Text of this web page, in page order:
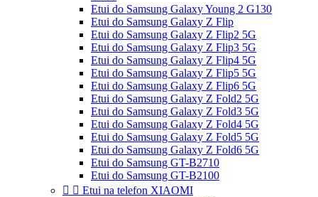
Etui do Samsung Galaxy Young 2 G130
Etui do Samsung Galaxy Z Flip
Etui do Samsung Galaxy Z Flip2 5G
Etui do Samsung Galaxy Z Flip3 5G
Etui do Samsung Galaxy Z Flip4 5G
Etui do Samsung Galaxy Z Flip5 5G
Etui do Samsung Galaxy Z Flip6 5G
Etui do Samsung Galaxy Z Fold2 5G
Etui do Samsung Galaxy Z Fold3 5G
Etui do Samsung Galaxy Z Fold4 5G
Etui do Samsung Galaxy Z Fold5 5G
Etui do Samsung Galaxy Z Fold6 5G
Etui do Samsung GT-B2710
Etui do Samsung GT-B2100
  Etui na telefon XIAOMI